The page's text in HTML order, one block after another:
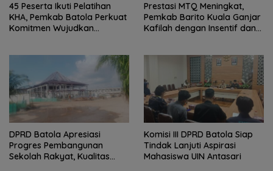
45 Peserta Ikuti Pelatihan
KHA, Pemkab Batola Perkuat
Komitmen Wujudkan
Prestasi MTQ Meningkat,
Pemkab Barito Kuala Ganjar
Kafilah dengan Insentif dan
DPRD Batola Apresiasi
Progres Pembangunan
Sekolah Rakyat, Kualitas
Komisi III DPRD Batola Siap
Tindak Lanjuti Aspirasi
Mahasiswa UIN Antasari